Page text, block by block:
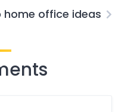
home office ideas